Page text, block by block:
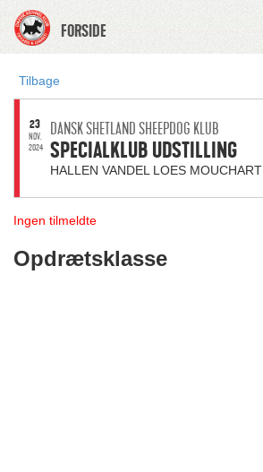
FORSIDE
Tilbage
23
NOV.
2024
DANSK SHETLAND SHEEPDOG KLUB
SPECIALKLUB UDSTILLING
HALLEN VANDEL LOES MOUCHART
Ingen tilmeldte
Opdrætsklasse